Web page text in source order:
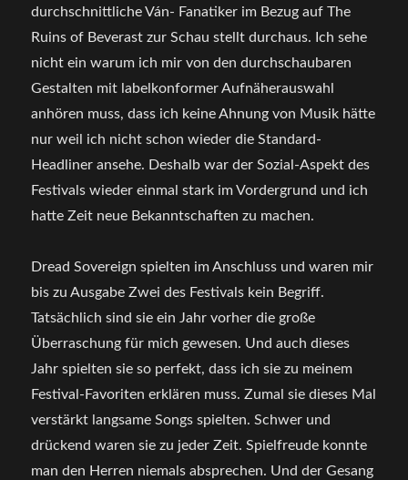
durchschnittliche Ván- Fanatiker im Bezug auf The
Ruins of Beverast zur Schau stellt durchaus. Ich sehe
nicht ein warum ich mir von den durchschaubaren
Gestalten mit labelkonformer Aufnäherauswahl
anhören muss, dass ich keine Ahnung von Musik hätte
nur weil ich nicht schon wieder die Standard-
Headliner ansehe. Deshalb war der Sozial-Aspekt des
Festivals wieder einmal stark im Vordergrund und ich
hatte Zeit neue Bekanntschaften zu machen.
Dread Sovereign spielten im Anschluss und waren mir
bis zu Ausgabe Zwei des Festivals kein Begriff.
Tatsächlich sind sie ein Jahr vorher die große
Überraschung für mich gewesen. Und auch dieses
Jahr spielten sie so perfekt, dass ich sie zu meinem
Festival-Favoriten erklären muss. Zumal sie dieses Mal
verstärkt langsame Songs spielten. Schwer und
drückend waren sie zu jeder Zeit. Spielfreude konnte
man den Herren niemals absprechen. Und der Gesang